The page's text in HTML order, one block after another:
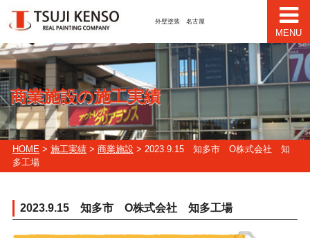
外壁塗装 名古屋
MENU
商業施設の施工実績
HOME> 施工実績> 商業施設> 2023.9.15 知多市 O株式会社 知
多工場
2023.9.15 知多市 O株式会社 知多工場